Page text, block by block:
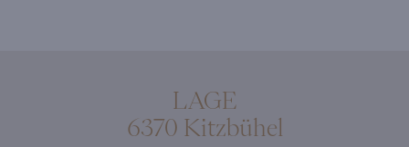
LAGE
6370 Kitzbühel